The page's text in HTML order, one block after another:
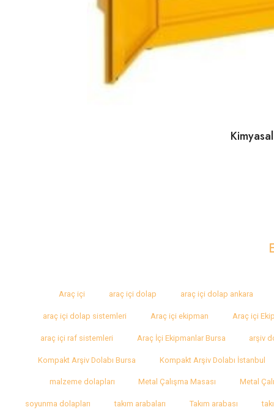
Araç içi araç içi dolap araç içi dolap ankara
araç içi dolap sistemleri Araç içi ekipman Araç içi
araç içi raf sistemleri Araç İçi Ekipmanlar Bursa arşiv
Kompakt Arşiv Dolabı Bursa Kompakt Arşiv Dolabı İstanbul
malzeme dolapları Metal Çalışma Masası Metal
soyunma dolapları takım arabaları Takım arabası